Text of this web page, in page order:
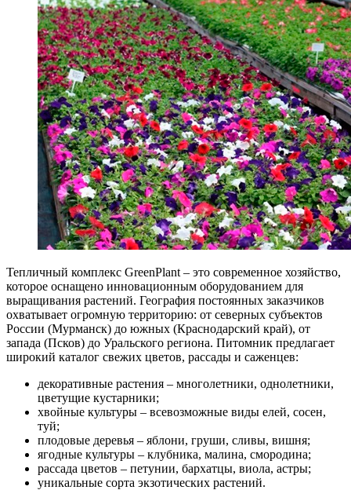
Тепличный комплекс GreenPlant – это современное хозяйство,
которое оснащено инновационным оборудованием для
выращивания растений. География постоянных заказчиков
охватывает огромную территорию: от северных субъектов
России (Мурманск) до южных (Краснодарский край), от
запада (Псков) до Уральского региона. Питомник предлагает
широкий каталог свежих цветов, рассады и саженцев:
декоративные растения – многолетники, однолетники,
цветущие кустарники;
хвойные культуры – всевозможные виды елей, сосен,
туй;
плодовые деревья – яблони, груши, сливы, вишня;
ягодные культуры – клубника, малина, смородина;
рассада цветов – петунии, бархатцы, виола, астры;
уникальные сорта экзотических растений.